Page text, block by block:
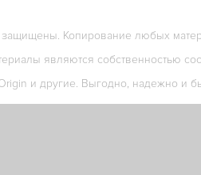
Копирование любых
являются собственностью
и другие. Выгодно, надежно и